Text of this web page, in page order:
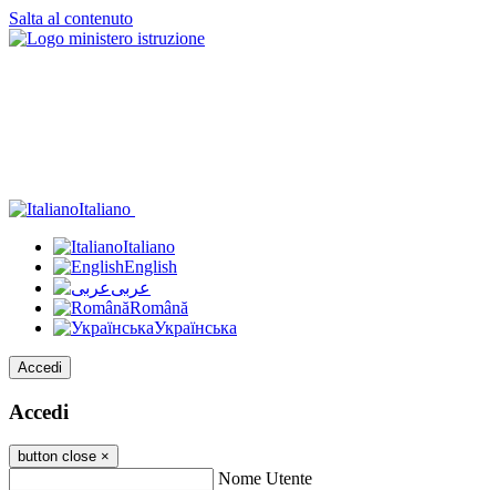
Salta al contenuto
Italiano
Italiano
English
عربى
Română
Українська
Accedi
Accedi
button close ×
Nome Utente